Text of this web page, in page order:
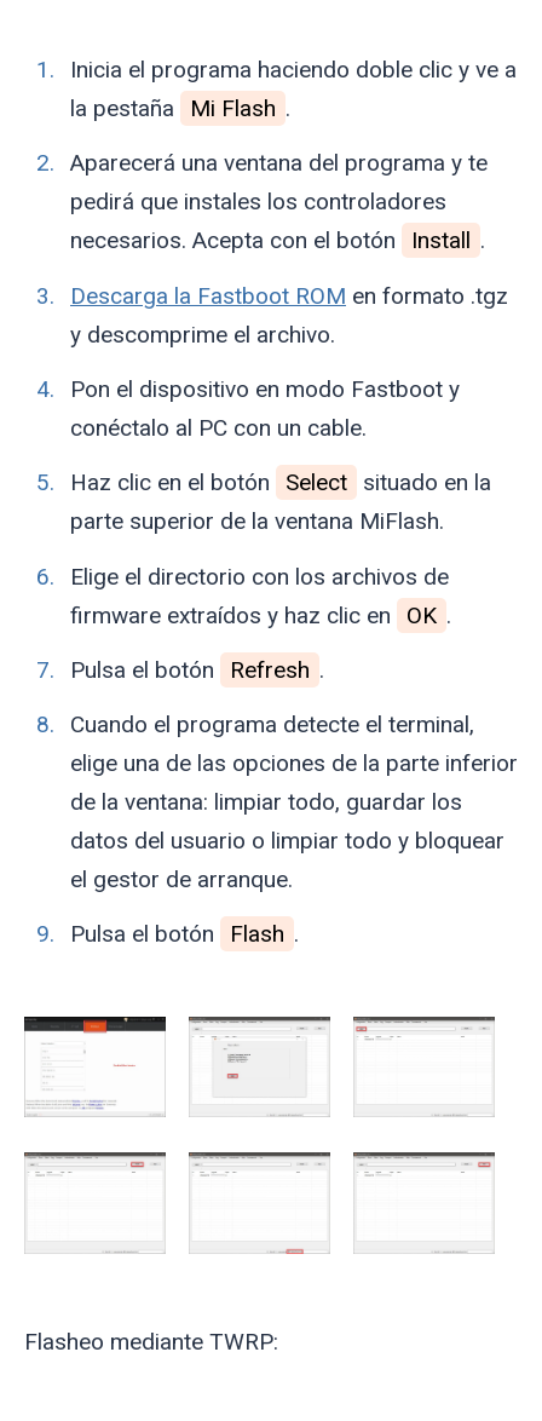
Inicia el programa haciendo doble clic y ve a
la pestaña
Mi Flash .
Aparecerá una ventana del programa y te
pedirá que instales los controladores
necesarios. Acepta con el botón
Install .
Descarga la Fastboot ROM en formato .tgz
y descomprime el archivo.
Pon el dispositivo en modo Fastboot y
conéctalo al PC con un cable.
Haz clic en el botón
Select
situado en la
parte superior de la ventana MiFlash.
Elige el directorio con los archivos de
firmware extraídos y haz clic en
OK .
Pulsa el botón
Refresh .
Cuando el programa detecte el terminal,
elige una de las opciones de la parte inferior
de la ventana: limpiar todo, guardar los
datos del usuario o limpiar todo y bloquear
el gestor de arranque.
Pulsa el botón
Flash .
Flasheo mediante TWRP: